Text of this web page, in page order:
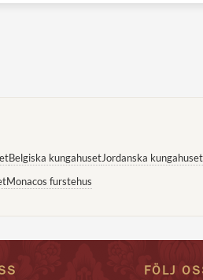
Belgiska kungahusetJordanska kungahuset
Monacos furstehus
FÖLJ